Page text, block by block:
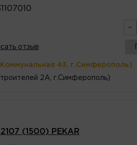
-
отзыв
43, г.Симферополь)
2А, г.Симферополь)
(1500) PEKAR